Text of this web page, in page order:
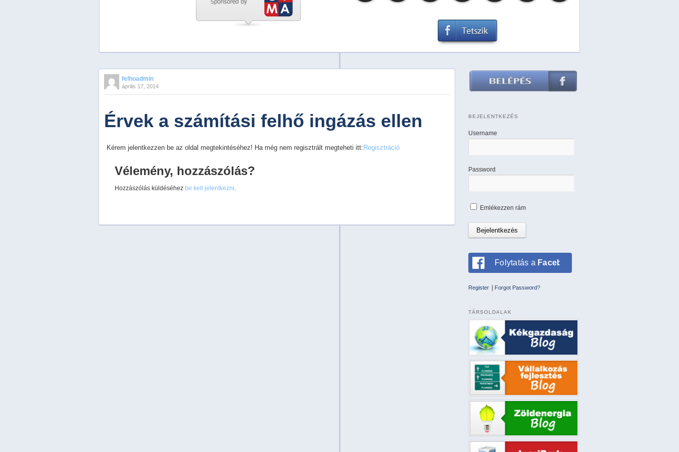
PreviousNextStop
2
felhoadmin
április 17, 2014
Érvek a számítási felhő ingázás ellen
Kérem jelentkezzen be az oldal megtekintéséhez! Ha még nem regisztrált megteheti itt:Regisztráció
Vélemény, hozzászólás?
Hozzászólás küldéséhezbe kell jelentkezni.
BEJELENTKEZÉS
Username
Password
Emlékezzen rám
Folytatás a Facebookkal
Register Forgot Password?
TÁRSOLDALAK